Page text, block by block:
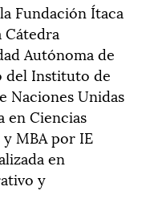
Fundación Ítaca
Autónoma de
del Instituto de
Naciones Unidas
en Ciencias
MBA por IE
en
y